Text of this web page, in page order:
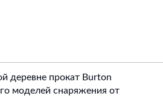
деревне прокат Burton
моделей снаряжения от